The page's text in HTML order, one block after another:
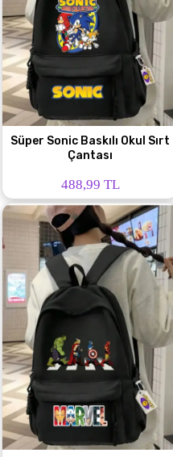
Süper Sonic Baskılı Okul Sırt
Çantası
488,99 TL